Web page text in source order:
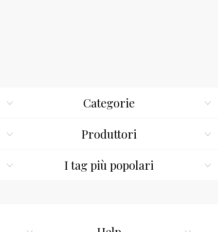
Categorie
Produttori
I tag più popolari